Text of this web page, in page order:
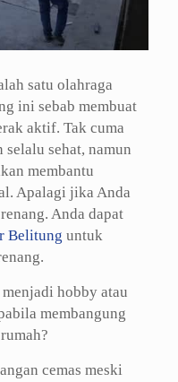
satu olahraga
ini sebab membuat
aktif. Tak cuma
selalu sehat, namun
membantu
Apalagi jika Anda
Anda dapat
Belitung untuk
hobby atau
membangung
cemas meski